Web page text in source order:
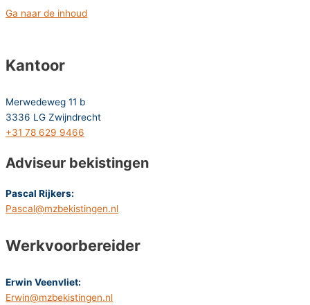
Ga naar de inhoud
Kantoor
Merwedeweg 11 b
3336 LG Zwijndrecht
+31 78 629 9466
Adviseur bekistingen
Pascal Rijkers:
Pascal@mzbekistingen.nl
Werkvoorbereider
Erwin Veenvliet:
Erwin@mzbekistingen.nl